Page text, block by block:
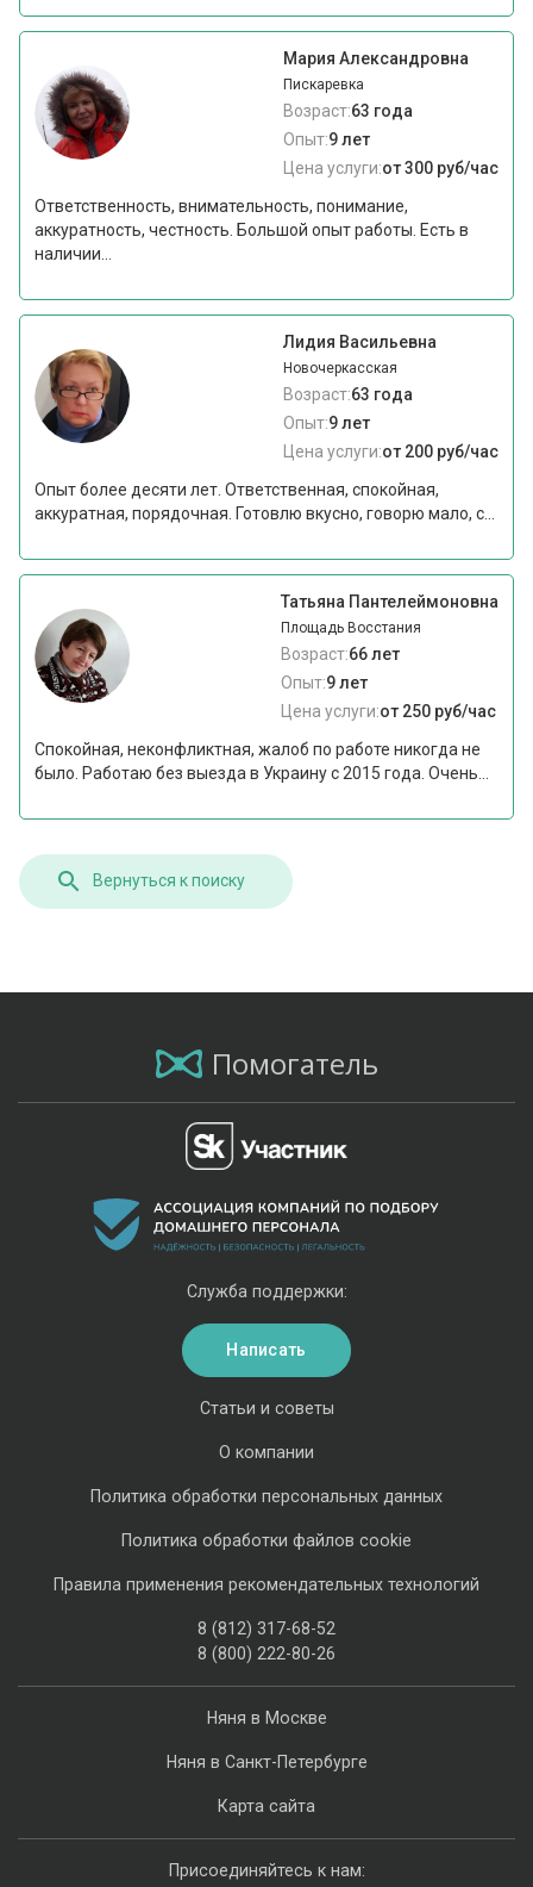
Мария Александровна
Пискаревка
Возраст:63 года
Опыт:9 лет
Цена услуги:от 300 руб/час
Ответственность, внимательность, понимание,
аккуратность, честность. Большой опыт работы. Есть в
наличии...
Лидия Васильевна
Новочеркасская
Возраст:63 года
Опыт:9 лет
Цена услуги:от 200 руб/час
Опыт более десяти лет. Ответственная, спокойная,
аккуратная, порядочная. Готовлю вкусно, говорю мало, с...
Татьяна Пантелеймоновна
Площадь Восстания
Возраст:66 лет
Опыт:9 лет
Цена услуги:от 250 руб/час
Спокойная, неконфликтная, жалоб по работе никогда не
было. Работаю без выезда в Украину с 2015 года. Очень...
Вернуться к поиску
Помогатель
Няня в Москве
Няня в Санкт-Петербурге
Карта сайта
Статьи и советы
О компании
Политика обработки персональных данных
Политика обработки файлов cookie
Правила применения рекомендательных технологий
8 (812) 317-68-52
8 (800) 222-80-26
Служба поддержки:
Написать
Присоединяйтесь к нам: